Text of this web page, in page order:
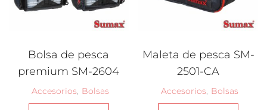
Bolsa de pesca
premium SM-2604
Accesorios Bolsas
Maleta de pesca SM-
2501-CA
Accesorios Bolsas